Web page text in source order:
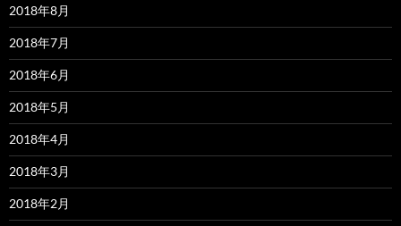
2018年8月
2018年7月
2018年6月
2018年5月
2018年4月
2018年3月
2018年2月